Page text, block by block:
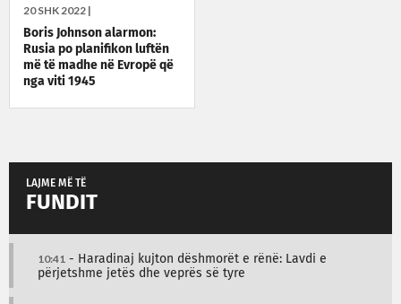
20 SHK 2022 |
Boris Johnson alarmon:
Rusia po planifikon luftën
më të madhe në Evropë që
nga viti 1945
LAJME MË TË
FUNDIT
10:41 - Haradinaj kujton dëshmorët e rënë: Lavdi e
përjetshme jetës dhe veprës së tyre